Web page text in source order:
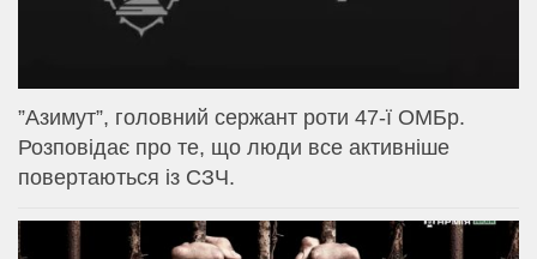
⁨”Азимут”, головний сержант роти 47-ї ОМБр.
Розповідає про те, що люди все активніше
повертаються із СЗЧ.